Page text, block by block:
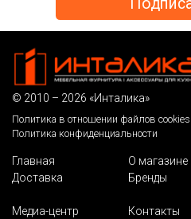
© 2010 – 2026 «Инталика»
Политика в отношении файлов cookies
Политика конфиденциальности
Главная О магазине
Доставка
Бренды
Медиа-центр
Контакты